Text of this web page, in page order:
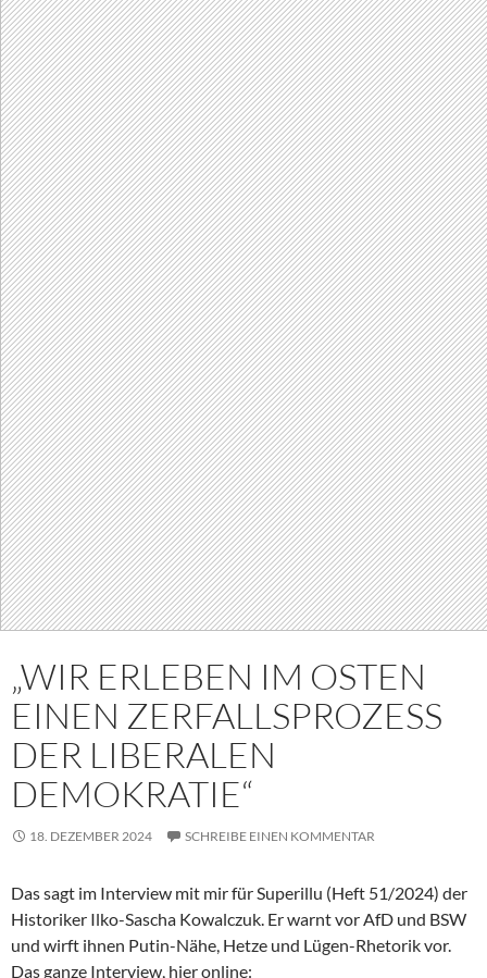
„WIR ERLEBEN IM OSTEN
EINEN ZERFALLSPROZESS
DER LIBERALEN
DEMOKRATIE“
18. DEZEMBER 2024 SCHREIBE EINEN KOMMENTAR
Das sagt im Interview mit mir für Superillu (Heft 51/2024) der
Historiker Ilko-Sascha Kowalczuk. Er warnt vor AfD und BSW
und wirft ihnen Putin-Nähe, Hetze und Lügen-Rhetorik vor.
Das ganze Interview, hier online: